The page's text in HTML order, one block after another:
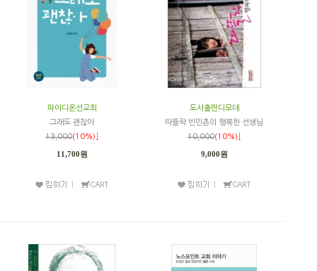
파이디온선교회
그래도 괜찮아
13,000(10%)↓
11,700원
도서출판디모데
따뜰락 빈민촌의 행복한 선생님
10,000(10%)↓
9,000원